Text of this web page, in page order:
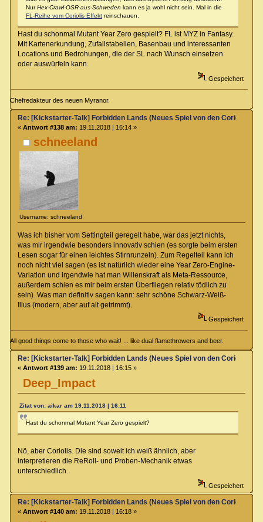
NurHex-Crawl-OSR-aus-Schweden kann es ja wohl nicht sein. Mal in die
FL-Reihe vom Coriolis Effektreinschauen.
Hast du schonmal Mutant Year Zero gespielt? FL ist MYZ in Fantasy.
Mit Kartenerkundung, Zufallstabellen, Basenbau und interessanten
Locations und Bedrohungen, die der SL nach Wunsch einsetzen
oder auswürfeln kann.
Gespeichert
Chefredakteur des neuen Myranor.
schneeland
Username: schneeland
Re: [Kickstarter-Talk] Forbidden Lands (Neues Spiel von den Coriolis-
« Antwort #138 am: 19.11.2018 | 16:14 »
Was ich bisher vom Settingteil geregelt habe, war das jetzt nichts,
was mir irgendwie besonders innovativ schien (es sorgte beim ersten
Lesen sogar für einen leichtes Stirnrunzeln). Zum Regelteil kann ich
noch nicht viel sagen (es ist natürlich wieder eine Year Zero-Engine-
Variation und irgendwie hat man Willenskraft als Meta-Ressource,
außerdem schien es mir beim ersten Überfliegen relativ tödlich zu
sein). Was man definitiv sagen kann: sehr schöne Schwarz-Weiß-
Illus (modern, aber auf alt getrimmt).
Gespeichert
All good things come to those who wait! ... like dual flamethrowers and beer.
Deep_Impact
Re: [Kickstarter-Talk] Forbidden Lands (Neues Spiel von den Coriolis-
« Antwort #139 am: 19.11.2018 | 16:15 »
Zitat von: aikar am 19.11.2018 | 16:11
Hast du schonmal Mutant Year Zero gespielt?
Nö, aber Coriolis. Die sind soweit ich weiß ähnlich, aber
interpretieren die ReRoll- und Proben-Mechanik etwas
unterschiedlich.
Gespeichert
Re: [Kickstarter-Talk] Forbidden Lands (Neues Spiel von den Coriolis-
« Antwort #140 am: 19.11.2018 | 16:18 »